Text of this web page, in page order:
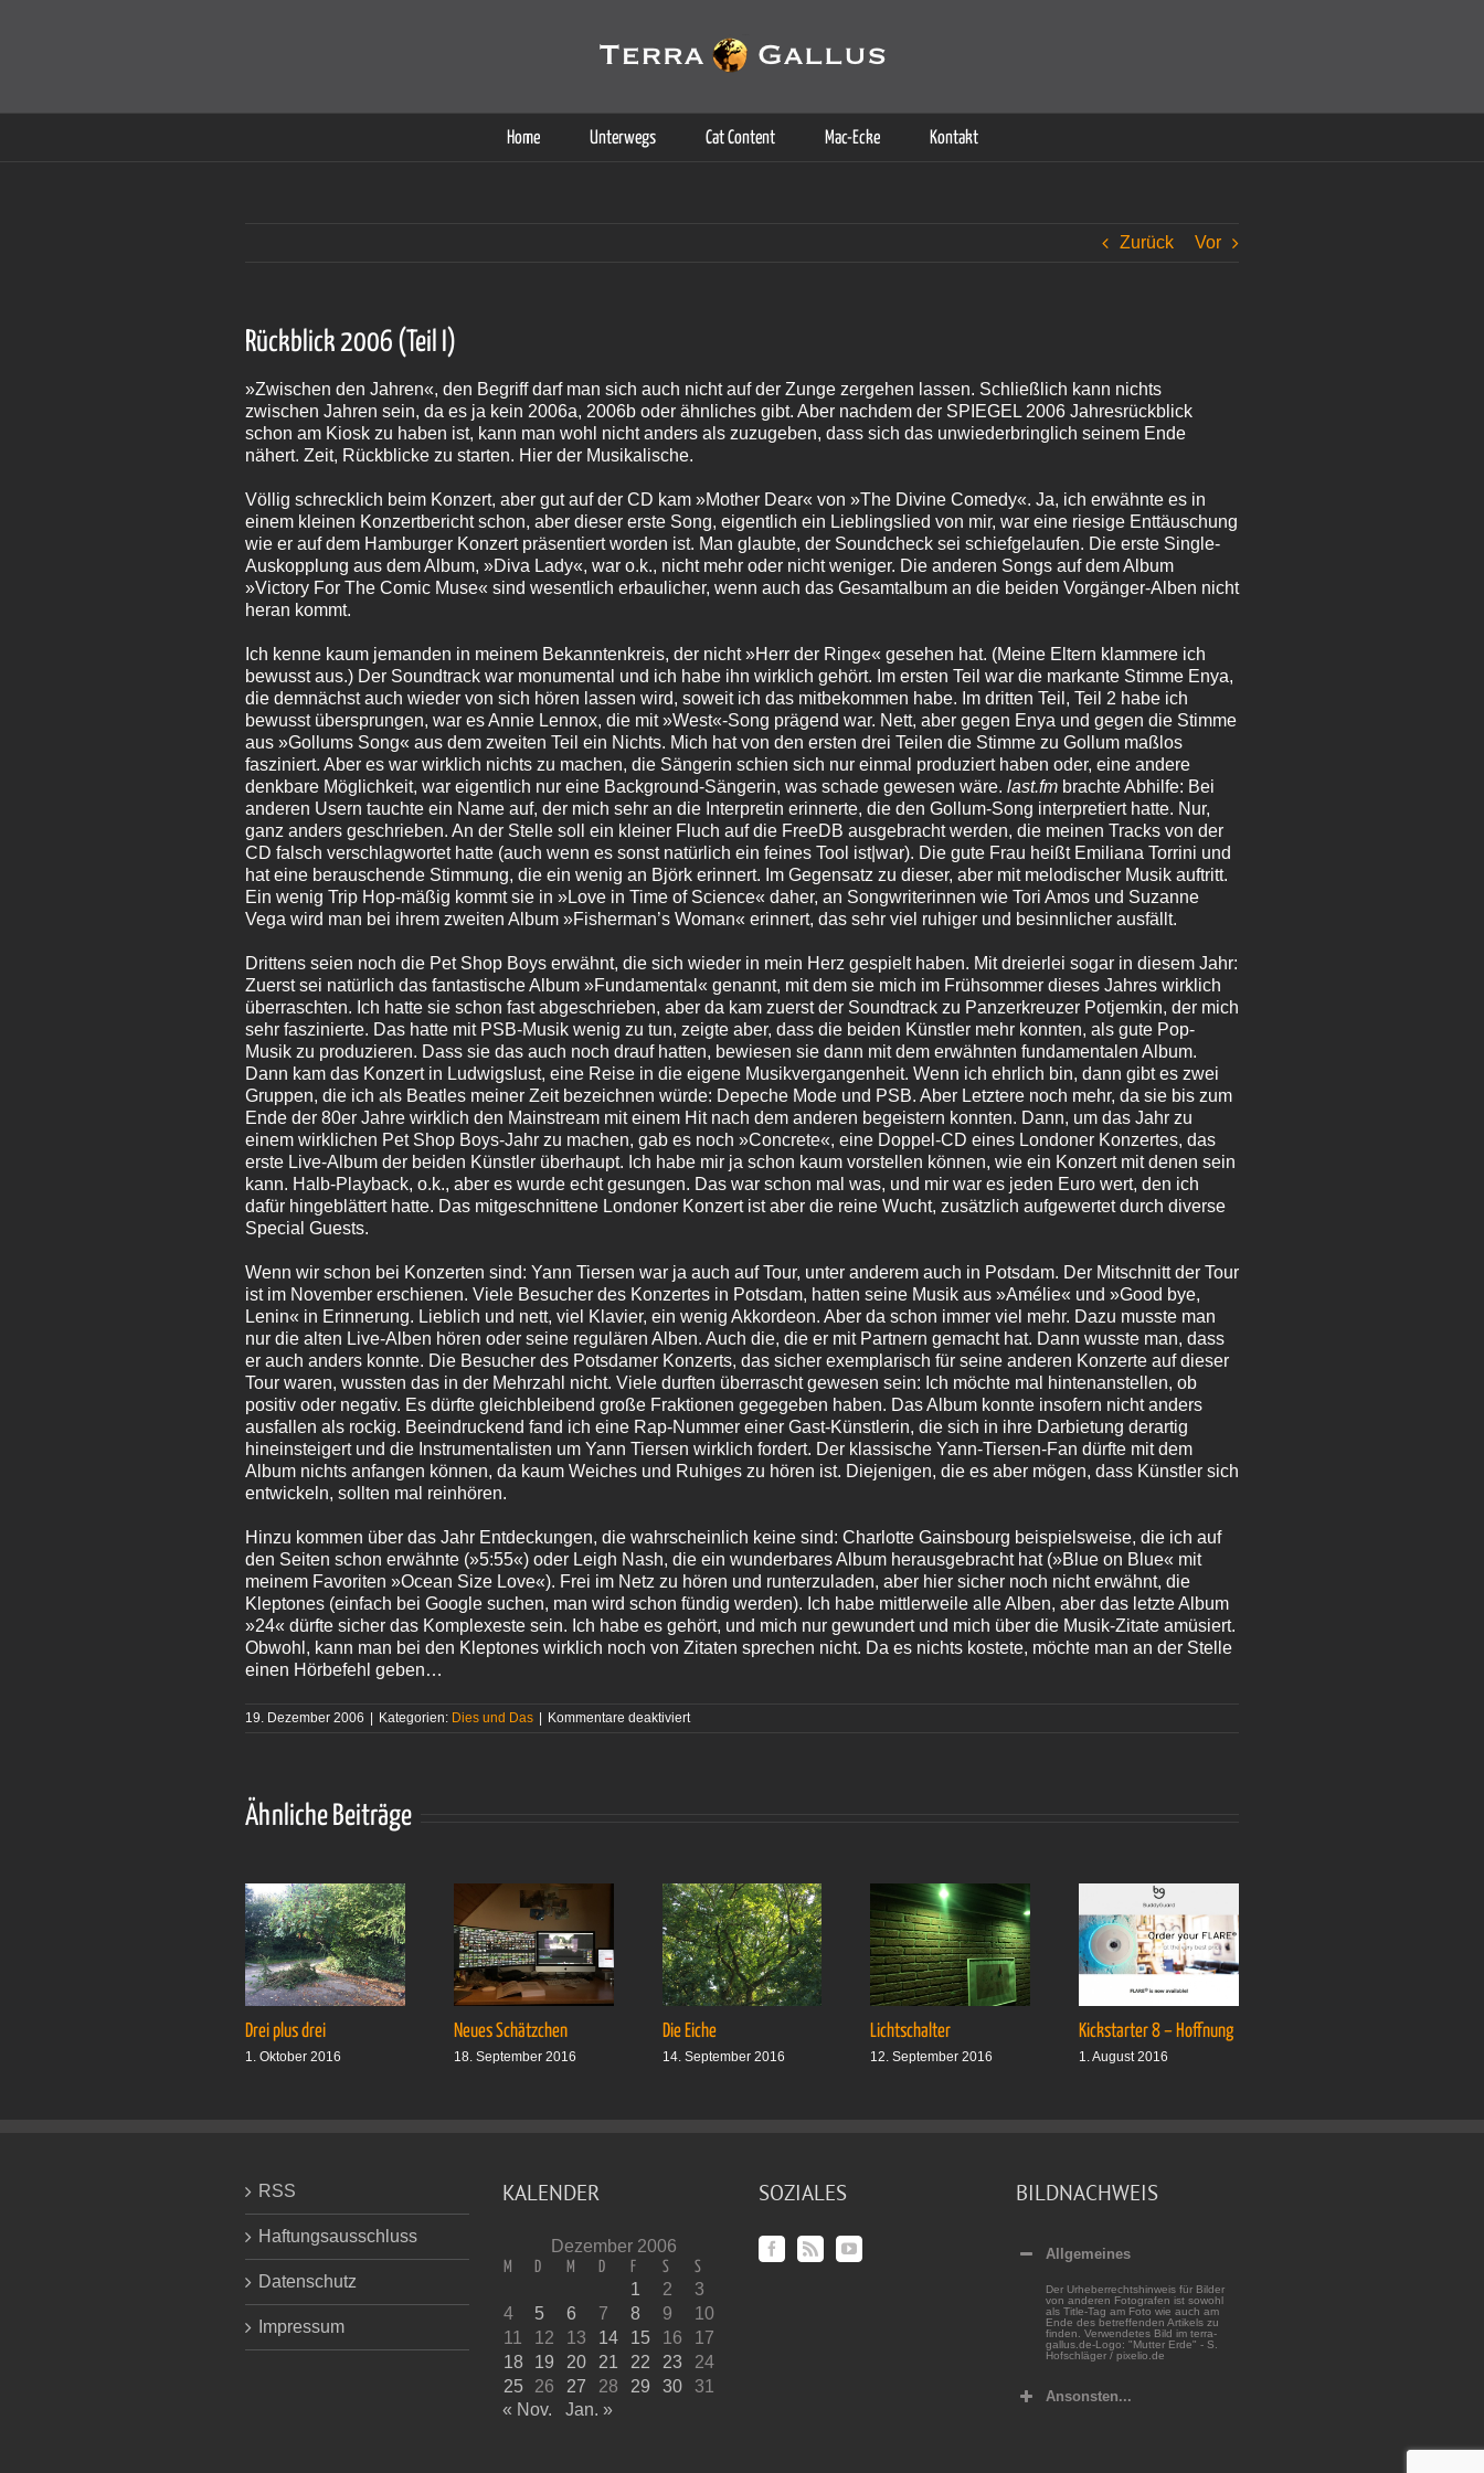
Home Unterwegs Cat Content Mac-Ecke Kontakt
Zurück Vor
Rückblick 2006 (Teil I)
»Zwischen den Jahren«, den Begriff darf man sich auch nicht auf der Zunge zergehen lassen. Schließlich kann nichts
zwischen Jahren sein, da es ja kein 2006a, 2006b oder ähnliches gibt. Aber nachdem der SPIEGEL 2006 Jahresrückblick
schon am Kiosk zu haben ist, kann man wohl nicht anders als zuzugeben, dass sich das unwiederbringlich seinem Ende
nähert. Zeit, Rückblicke zu starten. Hier der Musikalische.
Völlig schrecklich beim Konzert, aber gut auf der CD kam »Mother Dear« von »The Divine Comedy«. Ja, ich erwähnte es in
einem kleinen Konzertbericht schon, aber dieser erste Song, eigentlich ein Lieblingslied von mir, war eine riesige Enttäuschung
wie er auf dem Hamburger Konzert präsentiert worden ist. Man glaubte, der Soundcheck sei schiefgelaufen. Die erste Single-
Auskopplung aus dem Album, »Diva Lady«, war o.k., nicht mehr oder nicht weniger. Die anderen Songs auf dem Album
»Victory For The Comic Muse« sind wesentlich erbaulicher, wenn auch das Gesamtalbum an die beiden Vorgänger-Alben nicht
heran kommt.
Ich kenne kaum jemanden in meinem Bekanntenkreis, der nicht »Herr der Ringe« gesehen hat. (Meine Eltern klammere ich
bewusst aus.) Der Soundtrack war monumental und ich habe ihn wirklich gehört. Im ersten Teil war die markante Stimme Enya,
die demnächst auch wieder von sich hören lassen wird, soweit ich das mitbekommen habe. Im dritten Teil, Teil 2 habe ich
bewusst übersprungen, war es Annie Lennox, die mit »West«-Song prägend war. Nett, aber gegen Enya und gegen die Stimme
aus »Gollums Song« aus dem zweiten Teil ein Nichts. Mich hat von den ersten drei Teilen die Stimme zu Gollum maßlos
fasziniert. Aber es war wirklich nichts zu machen, die Sängerin schien sich nur einmal produziert haben oder, eine andere
denkbare Möglichkeit, war eigentlich nur eine Background-Sängerin, was schade gewesen wäre. last.fm brachte Abhilfe: Bei
anderen Usern tauchte ein Name auf, der mich sehr an die Interpretin erinnerte, die den Gollum-Song interpretiert hatte. Nur,
ganz anders geschrieben. An der Stelle soll ein kleiner Fluch auf die FreeDB ausgebracht werden, die meinen Tracks von der
CD falsch verschlagwortet hatte (auch wenn es sonst natürlich ein feines Tool ist|war). Die gute Frau heißt Emiliana Torrini und
hat eine berauschende Stimmung, die ein wenig an Björk erinnert. Im Gegensatz zu dieser, aber mit melodischer Musik auftritt.
Ein wenig Trip Hop-mäßig kommt sie in »Love in Time of Science« daher, an Songwriterinnen wie Tori Amos und Suzanne
Vega wird man bei ihrem zweiten Album »Fisherman’s Woman« erinnert, das sehr viel ruhiger und besinnlicher ausfällt.
Drittens seien noch die Pet Shop Boys erwähnt, die sich wieder in mein Herz gespielt haben. Mit dreierlei sogar in diesem Jahr:
Zuerst sei natürlich das fantastische Album »Fundamental« genannt, mit dem sie mich im Frühsommer dieses Jahres wirklich
überraschten. Ich hatte sie schon fast abgeschrieben, aber da kam zuerst der Soundtrack zu Panzerkreuzer Potjemkin, der mich
sehr faszinierte. Das hatte mit PSB-Musik wenig zu tun, zeigte aber, dass die beiden Künstler mehr konnten, als gute Pop-
Musik zu produzieren. Dass sie das auch noch drauf hatten, bewiesen sie dann mit dem erwähnten fundamentalen Album.
Dann kam das Konzert in Ludwigslust, eine Reise in die eigene Musikvergangenheit. Wenn ich ehrlich bin, dann gibt es zwei
Gruppen, die ich als Beatles meiner Zeit bezeichnen würde: Depeche Mode und PSB. Aber Letztere noch mehr, da sie bis zum
Ende der 80er Jahre wirklich den Mainstream mit einem Hit nach dem anderen begeistern konnten. Dann, um das Jahr zu
einem wirklichen Pet Shop Boys-Jahr zu machen, gab es noch »Concrete«, eine Doppel-CD eines Londoner Konzertes, das
erste Live-Album der beiden Künstler überhaupt. Ich habe mir ja schon kaum vorstellen können, wie ein Konzert mit denen sein
kann. Halb-Playback, o.k., aber es wurde echt gesungen. Das war schon mal was, und mir war es jeden Euro wert, den ich
dafür hingeblättert hatte. Das mitgeschnittene Londoner Konzert ist aber die reine Wucht, zusätzlich aufgewertet durch diverse
Special Guests.
Wenn wir schon bei Konzerten sind: Yann Tiersen war ja auch auf Tour, unter anderem auch in Potsdam. Der Mitschnitt der Tour
ist im November erschienen. Viele Besucher des Konzertes in Potsdam, hatten seine Musik aus »Amélie« und »Good bye,
Lenin« in Erinnerung. Lieblich und nett, viel Klavier, ein wenig Akkordeon. Aber da schon immer viel mehr. Dazu musste man
nur die alten Live-Alben hören oder seine regulären Alben. Auch die, die er mit Partnern gemacht hat. Dann wusste man, dass
er auch anders konnte. Die Besucher des Potsdamer Konzerts, das sicher exemplarisch für seine anderen Konzerte auf dieser
Tour waren, wussten das in der Mehrzahl nicht. Viele durften überrascht gewesen sein: Ich möchte mal hintenanstellen, ob
positiv oder negativ. Es dürfte gleichbleibend große Fraktionen gegegeben haben. Das Album konnte insofern nicht anders
ausfallen als rockig. Beeindruckend fand ich eine Rap-Nummer einer Gast-Künstlerin, die sich in ihre Darbietung derartig
hineinsteigert und die Instrumentalisten um Yann Tiersen wirklich fordert. Der klassische Yann-Tiersen-Fan dürfte mit dem
Album nichts anfangen können, da kaum Weiches und Ruhiges zu hören ist. Diejenigen, die es aber mögen, dass Künstler sich
entwickeln, sollten mal reinhören.
Hinzu kommen über das Jahr Entdeckungen, die wahrscheinlich keine sind: Charlotte Gainsbourg beispielsweise, die ich auf
den Seiten schon erwähnte (»5:55«) oder Leigh Nash, die ein wunderbares Album herausgebracht hat (»Blue on Blue« mit
meinem Favoriten »Ocean Size Love«). Frei im Netz zu hören und runterzuladen, aber hier sicher noch nicht erwähnt, die
Kleptones (einfach bei Google suchen, man wird schon fündig werden). Ich habe mittlerweile alle Alben, aber das letzte Album
»24« dürfte sicher das Komplexeste sein. Ich habe es gehört, und mich nur gewundert und mich über die Musik-Zitate amüsiert.
Obwohl, kann man bei den Kleptones wirklich noch von Zitaten sprechen nicht. Da es nichts kostete, möchte man an der Stelle
einen Hörbefehl geben…
19. Dezember 2006 | Kategorien: Dies und Das | Kommentare deaktiviertfür
Ähnliche Beiträge
Drei plus drei
1. Oktober 2016
Neues Schätzchen
18. September 2016
Die Eiche
14. September 2016
Lichtschalter
12. September 2016
Kickstarter 8 – Hoffnung
1. August 2016
RSS
Haftungsausschluss
Datenschutz
Impressum
KALENDER
Dezember 2006
M D M D F S S
1 2
3
4
5 6 7 8 9
10
11
12 13 14 15 16
17
18
19 20 21 22 23
24
25
26 27 28 29 30
31
« Nov.
Jan. »
SOZIALES BILDNACHWEIS
Allgemeines
Der Urheberrechtshinweis für Bilder
von anderen Fotografen ist sowohl
als Title-Tag am Foto wie auch am
Ende des betreffenden Artikels zu
finden. Verwendetes Bild im terra-
gallus.de-Logo: "Mutter Erde" - S.
Hofschläger / pixelio.de
Ansonsten...
Cookies helfen auf auf dieser Seite bei der Bereitstellung der Dienste. Durch die Nutzung dieser Webseite erklären Sie sich damit einverstanden, dass Cookies gesetzt werden.
Weitere Informationen